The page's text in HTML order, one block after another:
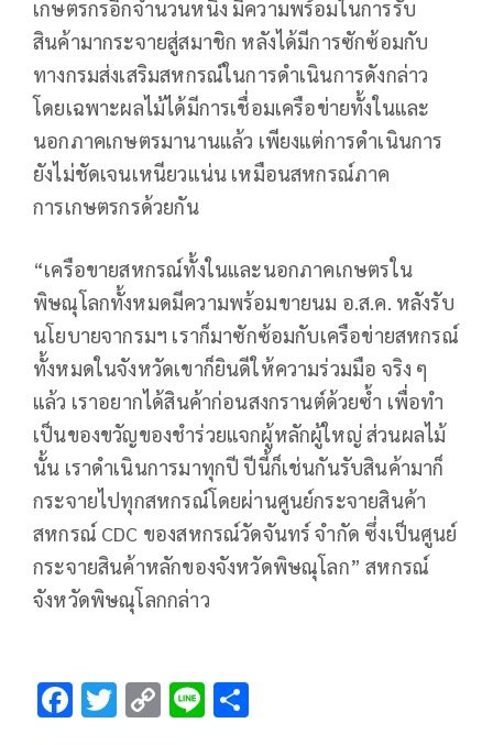
เกษตรกรอีกจำนวนหนึ่ง มีความพร้อมในการรับ
สินค้ามากระจายสู่สมาชิก หลังได้มีการซักซ้อมกับ
ทางกรมส่งเสริมสหกรณ์ในการดำเนินการดังกล่าว
โดยเฉพาะผลไม้ได้มีการเชื่อมเครือข่ายทั้งในและ
นอกภาคเกษตรมานานแล้ว เพียงแต่การดำเนินการ
ยังไม่ชัดเจนเหนียวแน่น เหมือนสหกรณ์ภาค
การเกษตรกรด้วยกัน
“เครือขายสหกรณ์ทั้งในและนอกภาคเกษตรใน
พิษณุโลกทั้งหมดมีความพร้อมขายนม อ.ส.ค. หลังรับ
นโยบายจากรมฯ เราก็มาซักซ้อมกับเครือข่ายสหกรณ์
ทั้งหมดในจังหวัดเขาก็ยินดีให้ความร่วมมือ จริง ๆ
แล้ว เราอยากได้สินค้าก่อนสงกรานต์ด้วยซ้ำ เพื่อทำ
เป็นของขวัญของชำร่วยแจกผู้หลักผู้ใหญ่ ส่วนผลไม้
นั้น เราดำเนินการมาทุกปี ปีนี้ก็เช่นกันรับสินค้ามาก็
กระจายไปทุกสหกรณ์โดยผ่านศูนย์กระจายสินค้า
สหกรณ์ CDC ของสหกรณ์วัดจันทร์ จำกัด ซึ่งเป็นศูนย์
กระจายสินค้าหลักของจังหวัดพิษณุโลก” สหกรณ์
จังหวัดพิษณุโลกกล่าว
F T C Li